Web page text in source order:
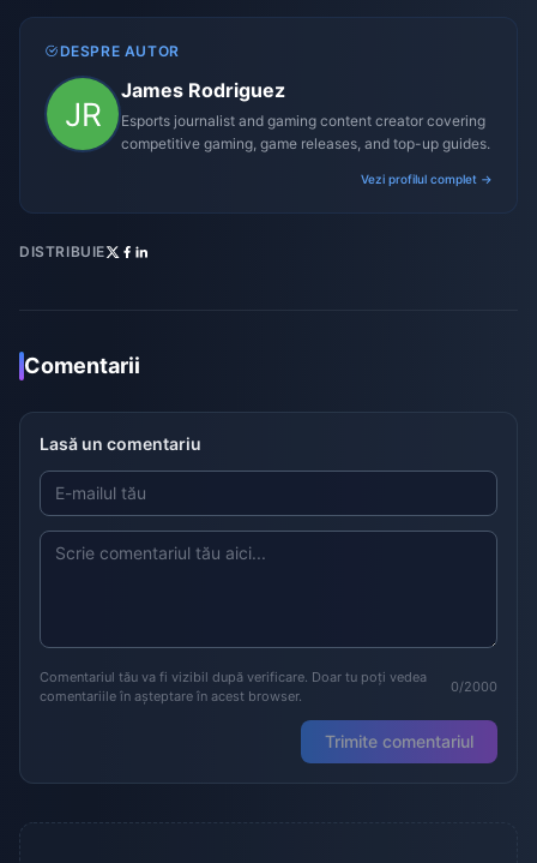
DESPRE AUTOR
James Rodriguez
Esports journalist and gaming content creator covering
competitive gaming, game releases, and top-up guides.
Vezi profilul complet →
DISTRIBUIE
Comentarii
Lasă un comentariu
Comentariul tău va fi vizibil după verificare. Doar tu poți vedea
comentariile în așteptare în acest browser.
0/2000
Trimite comentariul